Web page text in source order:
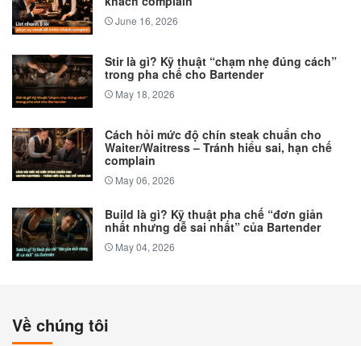
June 16, 2026
Stir là gì? Kỹ thuật “chạm nhẹ đúng cách”
trong pha chế cho Bartender
May 18, 2026
Cách hỏi mức độ chín steak chuẩn cho
Waiter/Waitress – Tránh hiểu sai, hạn chế
complain
May 06, 2026
Build là gì? Kỹ thuật pha chế “đơn giản
nhất nhưng dễ sai nhất” của Bartender
May 04, 2026
Về chúng tôi